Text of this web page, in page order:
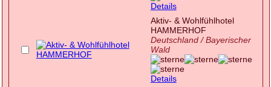
Details
Aktiv- & Wohlfühlhotel
HAMMERHOF
Deutschland / Bayerischer
Wald
Details